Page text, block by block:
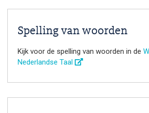
Spelling van woorden
Kijk voor de spelling van woorden in de
Nederlandse Taal